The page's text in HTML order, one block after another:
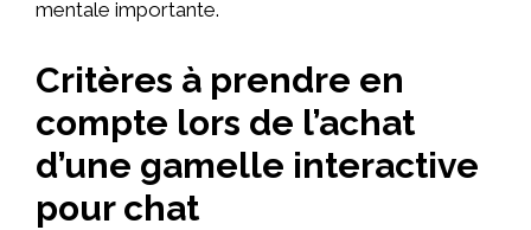
mentale importante.
Critères à prendre en
compte lors de l’achat
d’une gamelle interactive
pour chat